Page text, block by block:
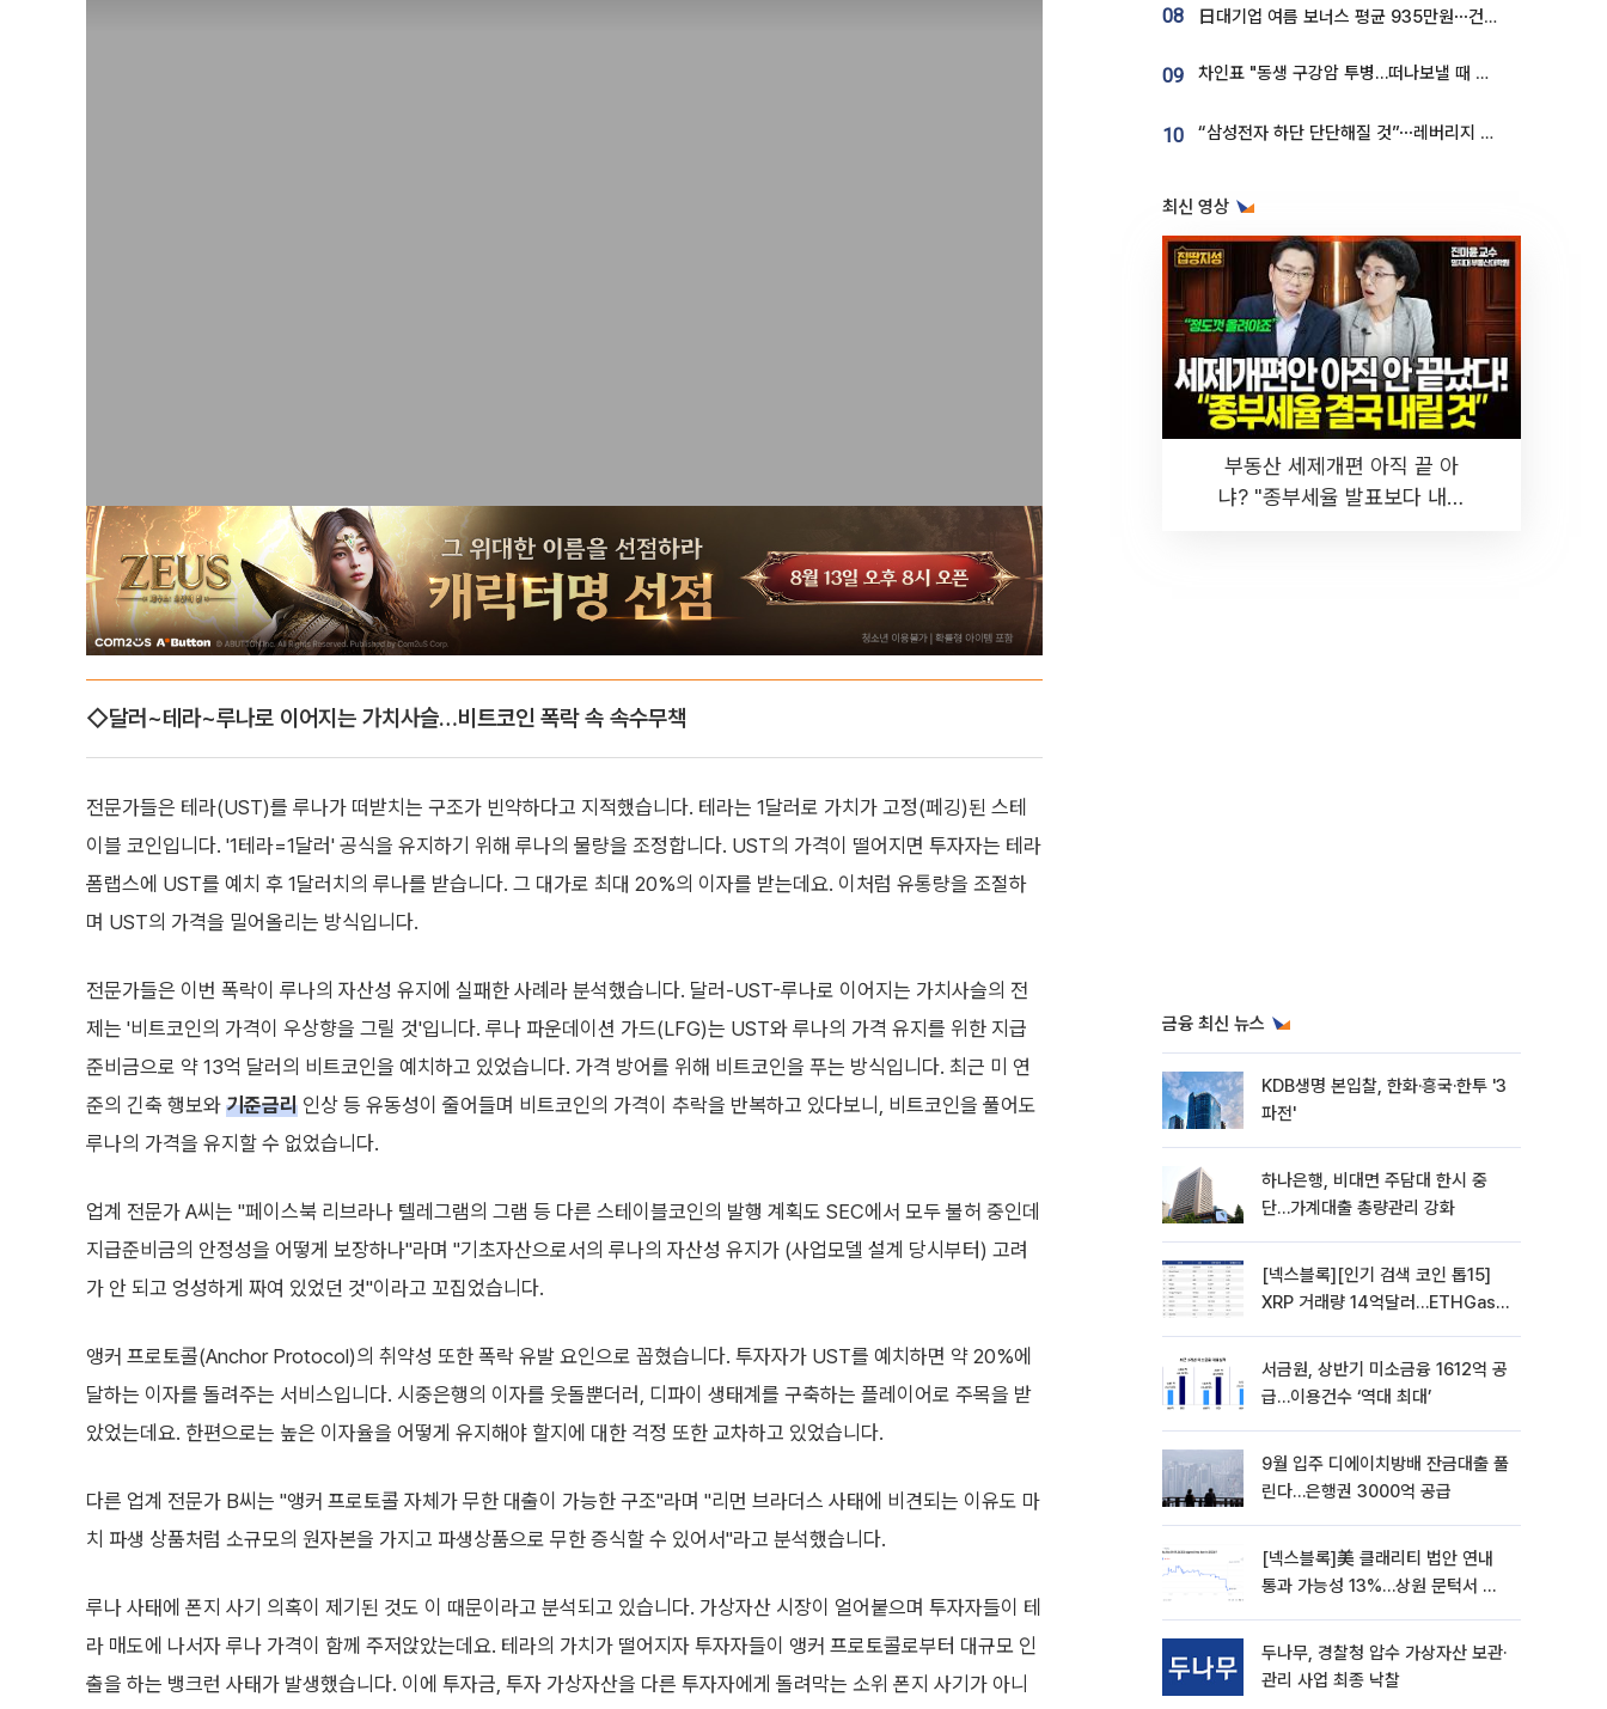
◇달러~테라~루나로 이어지는 가치사슬…비트코인 폭락 속 속수무책
전문가들은 테라(UST)를 루나가 떠받치는 구조가 빈약하다고 지적했습니다. 테라는 1달러로 가치가 고정(페깅)된 스테
이블 코인입니다. '1테라=1달러' 공식을 유지하기 위해 루나의 물량을 조정합니다. UST의 가격이 떨어지면 투자자는 테라
폼랩스에 UST를 예치 후 1달러치의 루나를 받습니다. 그 대가로 최대 20%의 이자를 받는데요. 이처럼 유통량을 조절하
며 UST의 가격을 밀어올리는 방식입니다.
전문가들은 이번 폭락이 루나의 자산성 유지에 실패한 사례라 분석했습니다. 달러-UST-루나로 이어지는 가치사슬의 전
제는 '비트코인의 가격이 우상향을 그릴 것'입니다. 루나 파운데이션 가드(LFG)는 UST와 루나의 가격 유지를 위한 지급
준비금으로 약 13억 달러의 비트코인을 예치하고 있었습니다. 가격 방어를 위해 비트코인을 푸는 방식입니다. 최근 미 연
준의 긴축 행보와 기준금리 인상 등 유동성이 줄어들며 비트코인의 가격이 추락을 반복하고 있다보니, 비트코인을 풀어도
루나의 가격을 유지할 수 없었습니다.
업계 전문가 A씨는 "페이스북 리브라나 텔레그램의 그램 등 다른 스테이블코인의 발행 계획도 SEC에서 모두 불허 중인데
지급준비금의 안정성을 어떻게 보장하나"라며 "기초자산으로서의 루나의 자산성 유지가 (사업모델 설계 당시부터) 고려
가 안 되고 엉성하게 짜여 있었던 것"이라고 꼬집었습니다.
앵커 프로토콜(Anchor Protocol)의 취약성 또한 폭락 유발 요인으로 꼽혔습니다. 투자자가 UST를 예치하면 약 20%에
달하는 이자를 돌려주는 서비스입니다. 시중은행의 이자를 웃돌뿐더러, 디파이 생태계를 구축하는 플레이어로 주목을 받
았었는데요. 한편으로는 높은 이자율을 어떻게 유지해야 할지에 대한 걱정 또한 교차하고 있었습니다.
다른 업계 전문가 B씨는 "앵커 프로토콜 자체가 무한 대출이 가능한 구조"라며 "리먼 브라더스 사태에 비견되는 이유도 마
치 파생 상품처럼 소규모의 원자본을 가지고 파생상품으로 무한 증식할 수 있어서"라고 분석했습니다.
루나 사태에 폰지 사기 의혹이 제기된 것도 이 때문이라고 분석되고 있습니다. 가상자산 시장이 얼어붙으며 투자자들이 테
라 매도에 나서자 루나 가격이 함께 주저앉았는데요. 테라의 가치가 떨어지자 투자자들이 앵커 프로토콜로부터 대규모 인
출을 하는 뱅크런 사태가 발생했습니다. 이에 투자금, 투자 가상자산을 다른 투자자에게 돌려막는 소위 폰지 사기가 아니
08 日대기업 여름 보너스 평균 935만원⋯건설회사 1800만 넘어
09 차인표 "동생 구강암 투병…떠나보낼 때 가장 힘들었다”
10 “삼성전자 하단 단단해질 것”⋯레버리지 규제에 쏠림 완화 [찐코노미]
최신 영상
부동산 세제개편 아직 끝 아
냐? "종부세율 발표보다 내릴
금융 최신 뉴스
KDB생명 본입찰, 한화·흥국·한투 '3
파전'
하나은행, 비대면 주담대 한시 중
단…가계대출 총량관리 강화
[넥스블록][인기 검색 코인 톱15]
XRP 거래량 14억달러…ETHGas
서금원, 상반기 미소금융 1612억 공
급…이용건수 ‘역대 최대’
9월 입주 디에이치방배 잔금대출 풀
린다…은행권 3000억 공급
[넥스블록]美 클래리티 법안 연내
통과 가능성 13%…상원 문턱서 제
두나무, 경찰청 압수 가상자산 보관·
관리 사업 최종 낙찰